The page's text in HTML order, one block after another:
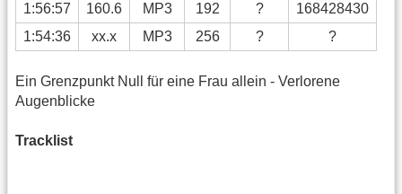
1:56:57
160.6 MP3 192 ?
168428430
1:54:36
xx.x MP3 256 ? ?
Ein Grenzpunkt Null für eine Frau allein - Verlorene
Augenblicke
Tracklist